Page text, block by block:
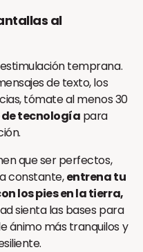
al
temprana.
de texto, los
tómate al menos 30
tecnología para
que ser perfectos,
constante,entrena tu
los pies en la tierra,
sienta las bases para
ánimo más tranquilos y